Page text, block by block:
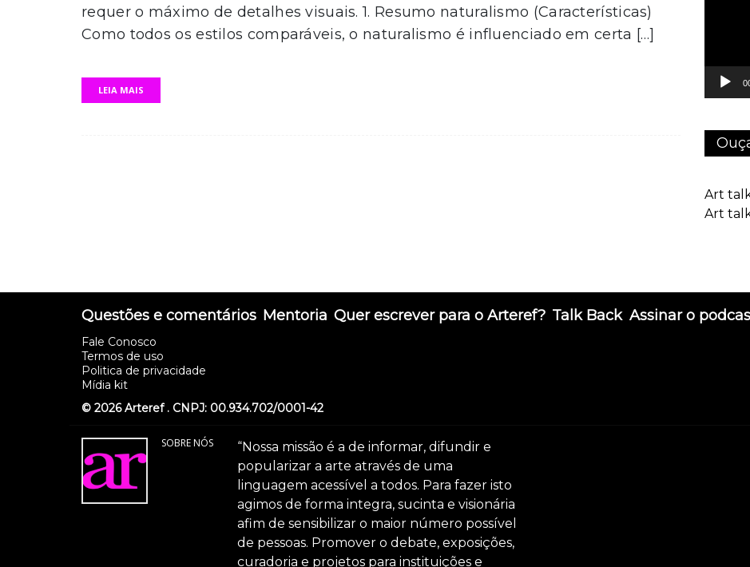
requer o máximo de detalhes visuais. 1. Resumo naturalismo (Características)
Como todos os estilos comparáveis, o naturalismo é influenciado em certa […]
LEIA MAIS
Art
Art
Questões e comentários
Fale Conosco
Termos de uso
Politica de privacidade
Mídia kit
Mentoria Quer escrever para o Arteref? Talk Back Assinar o
© 2026 Arteref . CNPJ: 00.934.702/0001-42
SOBRE NÓS
“Nossa missão é a de informar, difundir e
popularizar a arte através de uma
linguagem acessível a todos. Para fazer isto
agimos de forma integra, sucinta e visionária
afim de sensibilizar o maior número possível
de pessoas. Promover o debate, exposições,
curadoria e projetos para instituições e